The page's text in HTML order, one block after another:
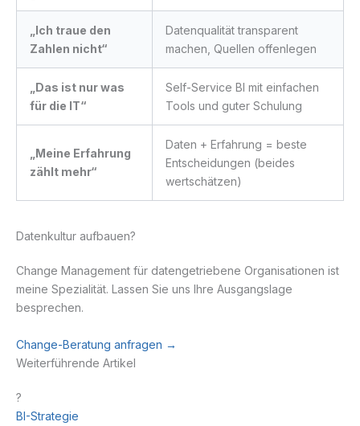
„Ich traue den
Zahlen nicht“
Datenqualität transparent
machen, Quellen offenlegen
„Das ist nur was
für die IT“
Self-Service BI mit einfachen
Tools und guter Schulung
„Meine Erfahrung
zählt mehr“
Daten + Erfahrung = beste
Entscheidungen (beides
wertschätzen)
Datenkultur aufbauen?
Change Management für datengetriebene Organisationen ist
meine Spezialität. Lassen Sie uns Ihre Ausgangslage
besprechen.
Change-Beratung anfragen →
Weiterführende Artikel
?️
BI-Strategie